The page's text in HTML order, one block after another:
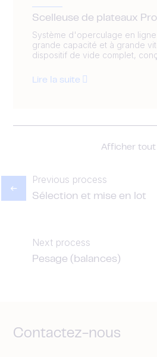
Scelleuse de plateaux
Système d'operculage en
grande capacité et à grande
dispositif de vide complet,
Lire la suite
Afficher tout
Previous process
Sélection et mise en lot
Next process
Pesage (balances)
Contactez-nous